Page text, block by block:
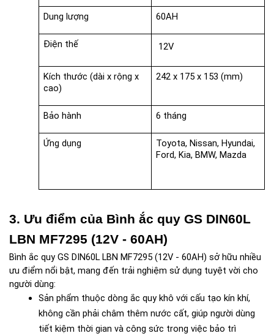
Dung lượng 60AH
Điện thế 12V
Kích thước (dài x rộng x
cao)
242 x 175 x 153 (mm)
Bảo hành 6 tháng
Ứng dụng
Toyota, Nissan, Hyundai,
Ford, Kia, BMW, Mazda
3. Ưu điểm của Bình ắc quy GS DIN60L
LBN MF7295 (12V - 60AH)
Bình ắc quy GS DIN60L LBN MF7295 (12V - 60AH) sở hữu nhiều
ưu điểm nổi bật, mang đến trải nghiệm sử dụng tuyệt vời cho
người dùng:
Sản phẩm thuộc dòng ắc quy khô với cấu tạo kín khí,
không cần phải châm thêm nước cất, giúp người dùng
tiết kiệm thời gian và công sức trong việc bảo trì​